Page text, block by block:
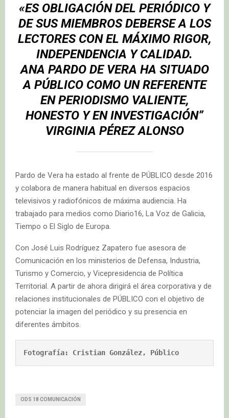
«ES OBLIGACIÓN DEL PERIÓDICO Y
DE SUS MIEMBROS DEBERSE A LOS
LECTORES CON EL MÁXIMO RIGOR,
INDEPENDENCIA Y CALIDAD.
ANA PARDO DE VERA HA SITUADO
A PÚBLICO COMO UN REFERENTE
EN PERIODISMO VALIENTE,
HONESTO Y EN INVESTIGACIÓN”
VIRGINIA PÉREZ ALONSO
Pardo de Vera ha estado al frente de PÚBLICO desde 2016
y colabora de manera habitual en diversos espacios
televisivos y radiofónicos de máxima audiencia. Ha
trabajado para medios como Diario16, La Voz de Galicia,
Tiempo o El Siglo de Europa.
Con José Luis Rodríguez Zapatero fue asesora de
Comunicación en los ministerios de Defensa, Industria,
Turismo y Comercio, y Vicepresidencia de Política
Territorial. A partir de ahora dirigirá el área corporativa y de
relaciones institucionales de PÚBLICO con el objetivo de
potenciar la imagen del periódico y su presencia en
diferentes ámbitos.
Fotografía: Cristian González, Público
ODS 18 COMUNICACIÓN